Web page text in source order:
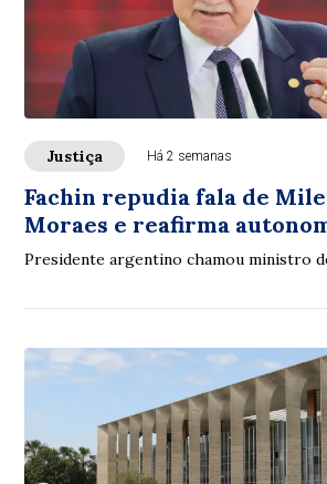
Justiça Há 2 semanas
Fachin repudia fala de
Moraes e reafirma
Presidente argentino chamou ministro